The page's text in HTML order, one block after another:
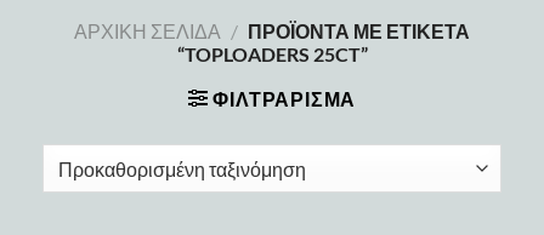
ΑΡΧΙΚΉ ΣΕΛΊΔΑ / ΠΡΟΪΌΝΤΑ ΜΕ ΕΤΙΚΈΤΑ
“TOPLOADERS 25CT”
ΦΙΛΤΡΆΡΙΣΜΑ